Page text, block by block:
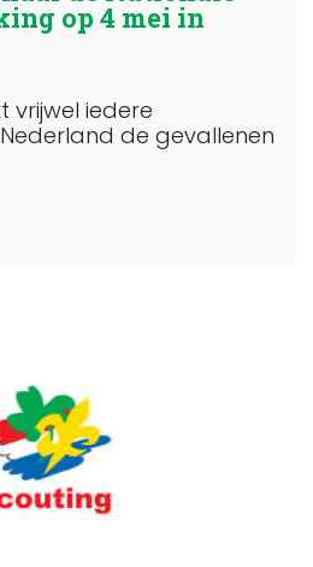
op 4 mei in
vrijwel iedere
de gevallenen